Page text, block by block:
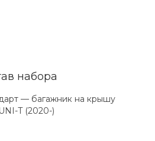
набора
— багажник на крышу
T (2020-)